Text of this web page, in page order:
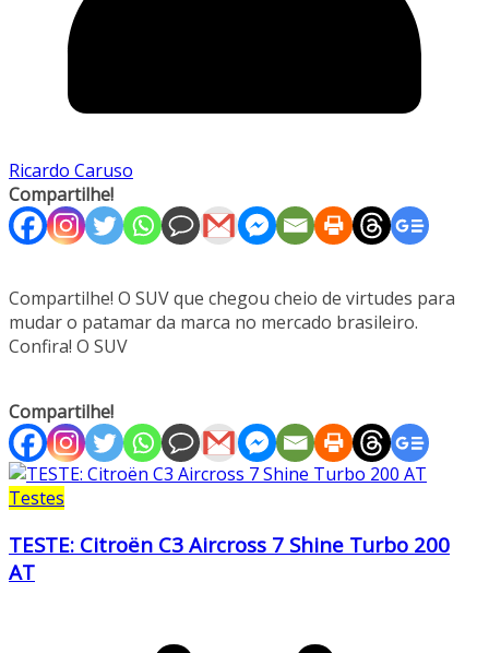
Ricardo Caruso
Compartilhe!
Compartilhe! O SUV que chegou cheio de virtudes para
mudar o patamar da marca no mercado brasileiro.
Confira! O SUV
Compartilhe!
Testes
TESTE: Citroën C3 Aircross 7 Shine Turbo 200
AT